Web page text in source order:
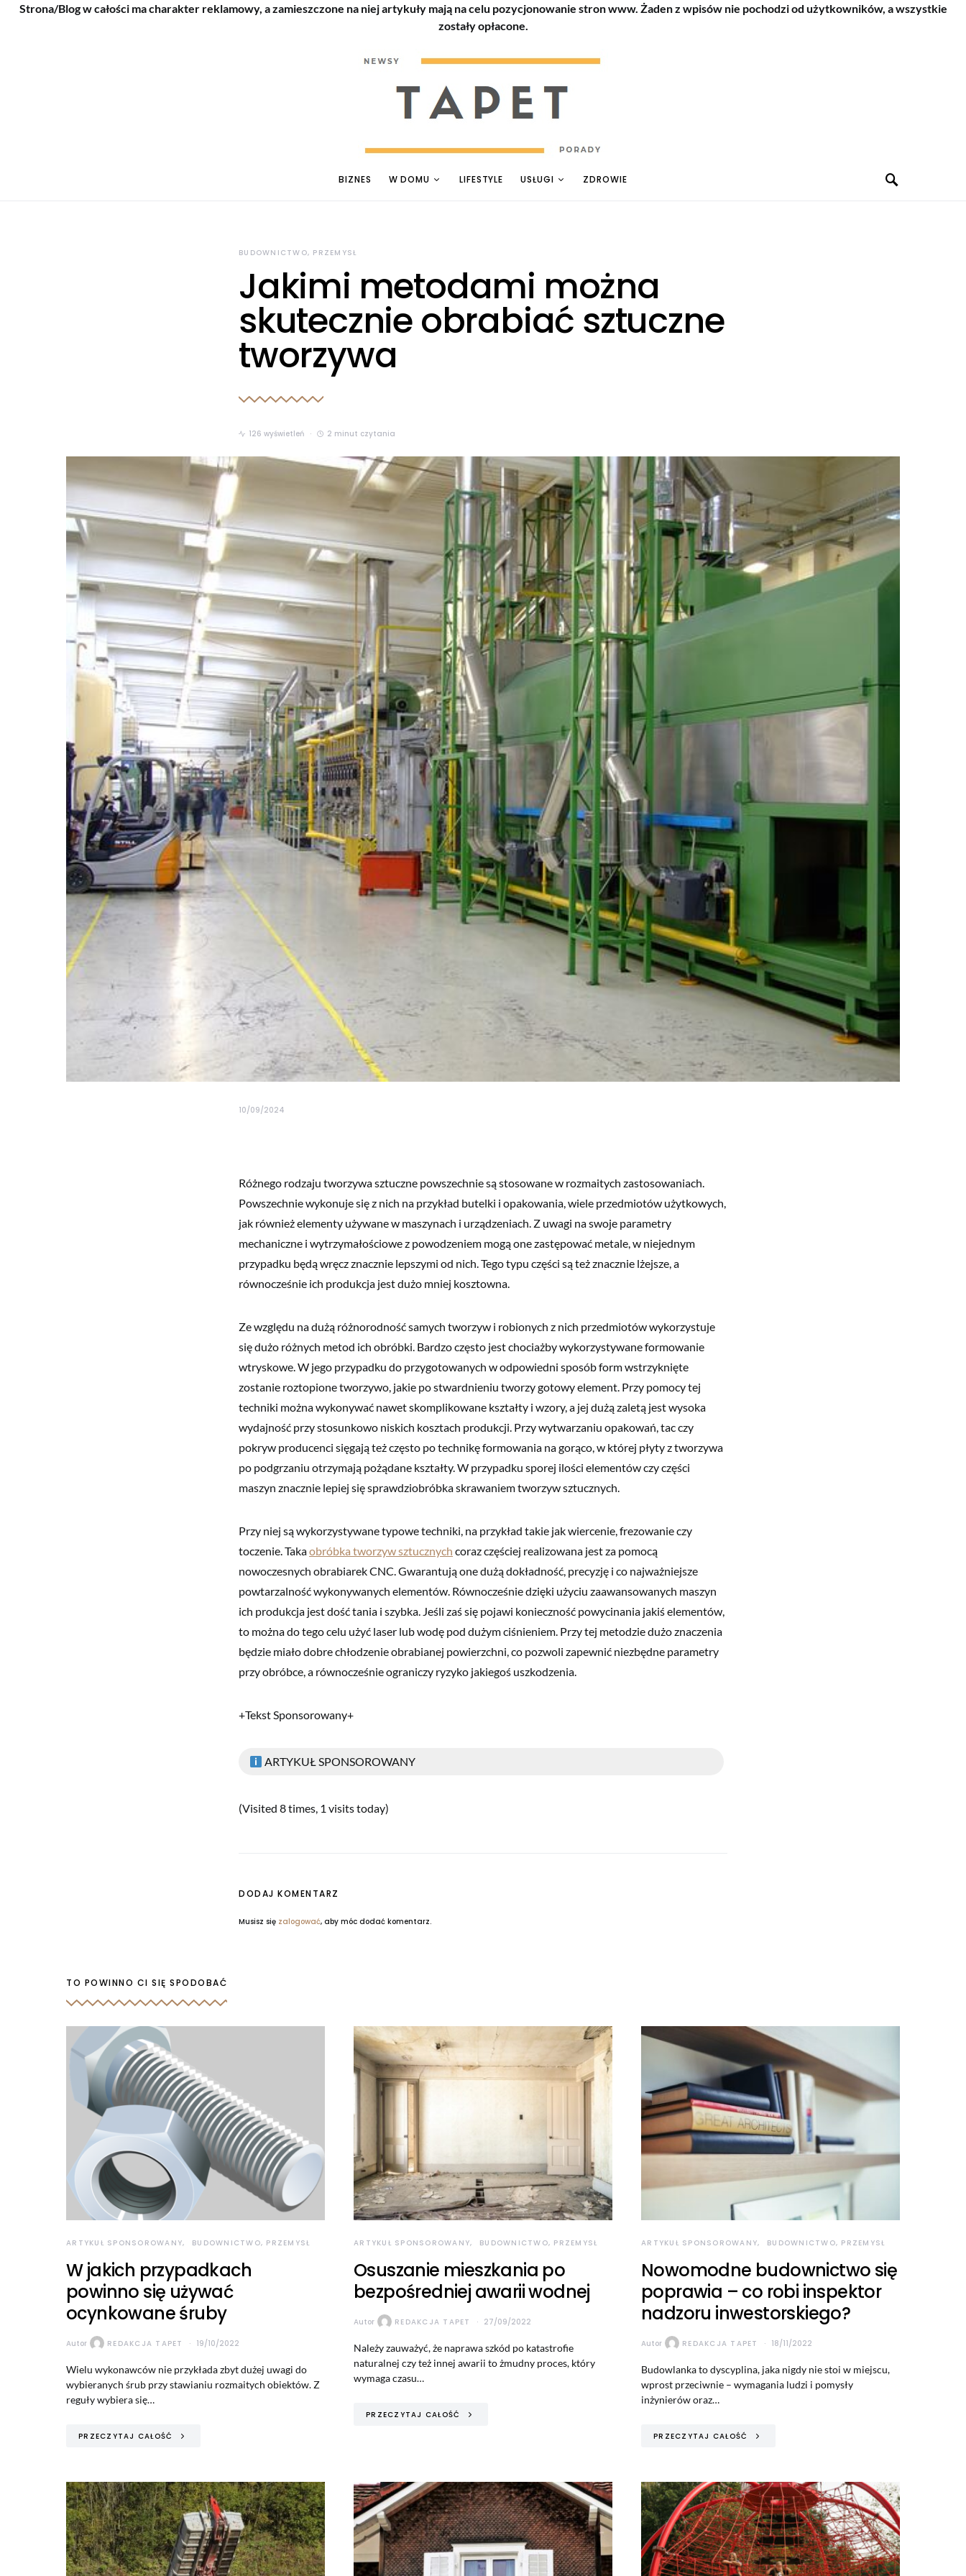
Strona/Blog w całości ma charakter reklamowy, a zamieszczone na niej artykuły mają na celu pozycjonowanie stron www. Żaden z wpisów nie pochodzi od użytkowników, a wszystkie
zostały opłacone.
BIZNES W DOMU LIFESTYLE USŁUGI ZDROWIE
BUDOWNICTWO, PRZEMYSŁ
Jakimi metodami można
skutecznie obrabiać sztuczne
tworzywa
126 wyświetleń 2 minut czytania
10/09/2024
Różnego rodzaju tworzywa sztuczne powszechnie są stosowane w rozmaitych zastosowaniach.
Powszechnie wykonuje się z nich na przykład butelki i opakowania, wiele przedmiotów użytkowych,
jak również elementy używane w maszynach i urządzeniach. Z uwagi na swoje parametry
mechaniczne i wytrzymałościowe z powodzeniem mogą one zastępować metale, w niejednym
przypadku będą wręcz znacznie lepszymi od nich. Tego typu części są też znacznie lżejsze, a
równocześnie ich produkcja jest dużo mniej kosztowna.
Ze względu na dużą różnorodność samych tworzyw i robionych z nich przedmiotów wykorzystuje
się dużo różnych metod ich obróbki. Bardzo często jest chociażby wykorzystywane formowanie
wtryskowe. W jego przypadku do przygotowanych w odpowiedni sposób form wstrzyknięte
zostanie roztopione tworzywo, jakie po stwardnieniu tworzy gotowy element. Przy pomocy tej
techniki można wykonywać nawet skomplikowane kształty i wzory, a jej dużą zaletą jest wysoka
wydajność przy stosunkowo niskich kosztach produkcji. Przy wytwarzaniu opakowań, tac czy
pokryw producenci sięgają też często po technikę formowania na gorąco, w której płyty z tworzywa
po podgrzaniu otrzymają pożądane kształty. W przypadku sporej ilości elementów czy części
maszyn znacznie lepiej się sprawdziobróbka skrawaniem tworzyw sztucznych.
Przy niej są wykorzystywane typowe techniki, na przykład takie jak wiercenie, frezowanie czy
toczenie. Takaobróbka tworzyw sztucznych coraz częściej realizowana jest za pomocą
nowoczesnych obrabiarek CNC. Gwarantują one dużą dokładność, precyzję i co najważniejsze
powtarzalność wykonywanych elementów. Równocześnie dzięki użyciu zaawansowanych maszyn
ich produkcja jest dość tania i szybka. Jeśli zaś się pojawi konieczność powycinania jakiś elementów,
to można do tego celu użyć laser lub wodę pod dużym ciśnieniem. Przy tej metodzie dużo znaczenia
będzie miało dobre chłodzenie obrabianej powierzchni, co pozwoli zapewnić niezbędne parametry
przy obróbce, a równocześnie ograniczy ryzyko jakiegoś uszkodzenia.
+Tekst Sponsorowany+
ARTYKUŁ SPONSOROWANY
(Visited 8 times, 1 visits today)
DODAJ KOMENTARZ
Musisz się zalogować, aby móc dodać komentarz.
TO POWINNO CI SIĘ SPODOBAĆ
ARTYKUŁ SPONSOROWANY BUDOWNICTWO, PRZEMYSŁ
W jakich przypadkach
powinno się używać
ocynkowane śruby
Autor REDAKCJA TAPET 19/10/2022
Wielu wykonawców nie przykłada zbyt dużej uwagi do
wybieranych śrub przy stawianiu rozmaitych obiektów. Z
reguły wybiera się…
PRZECZYTAJ CAŁOŚĆ
ARTYKUŁ SPONSOROWANY BUDOWNICTWO, PRZEMYSŁ
Osuszanie mieszkania po
bezpośredniej awarii wodnej
Autor REDAKCJA TAPET 27/09/2022
Należy zauważyć, że naprawa szkód po katastrofie
naturalnej czy też innej awarii to żmudny proces, który
wymaga czasu…
PRZECZYTAJ CAŁOŚĆ
ARTYKUŁ SPONSOROWANY BUDOWNICTWO, PRZEMYSŁ
Nowomodne budownictwo się
poprawia – co robi inspektor
nadzoru inwestorskiego?
Autor REDAKCJA TAPET 18/11/2022
Budowlanka to dyscyplina, jaka nigdy nie stoi w miejscu,
wprost przeciwnie – wymagania ludzi i pomysły
inżynierów oraz…
PRZECZYTAJ CAŁOŚĆ